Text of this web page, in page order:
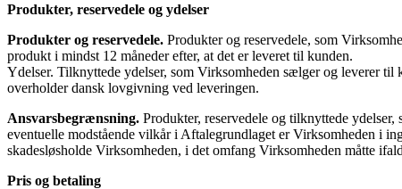
Produkter, reservedele og ydelser
Produkter og reservedele. Produkter og reservedele, som
produkt i mindst 12 måneder efter, at det er leveret til kunden.
Ydelser. Tilknyttede ydelser, som Virksom­heden sælger og leverer
overholder dansk lovgivning ved leve­ringen.
Ansvarsbegrænsning. Produkter, reservedele og tilknyttede
eventuelle modstående vilkår i Aftalegrundlaget er Virksomheden i
skadesløsholde Virksomheden, i det omfang Virksomheden måtte
Pris og betaling